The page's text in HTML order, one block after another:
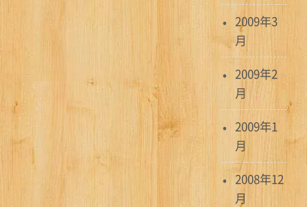
2009年3
月
2009年2
月
2009年1
月
2008年12
月